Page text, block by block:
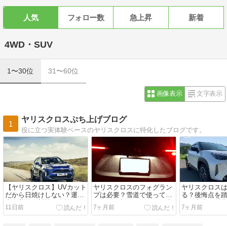
人気 フォロー数 急上昇 新着
4WD・SUV
1〜30位 31〜60位
画像表示 文字表示
1
ヤリスクロスぷち上げブログ
役に立つ実体験ベースのヤリスクロスに特化したブログです。
【ヤリスクロス】UVカット
だから日焼けしない？運転
中の紫外線対策を女性オー
ナーが解説
11日前
ヤリスクロスのフォグラン
プは必要？雪道で使って分
かった役割・メリットと注
意点
7ヶ月前
ヤリスクロス
る？後悔点を
った本当の魅力
7ヶ月前